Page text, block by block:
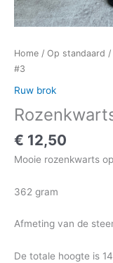
Home / Op standaard /
#3
Ruw brok
€ 12,50
Mooie rozenkwarts
362 gram
Afmeting van de
De totale hoogte is